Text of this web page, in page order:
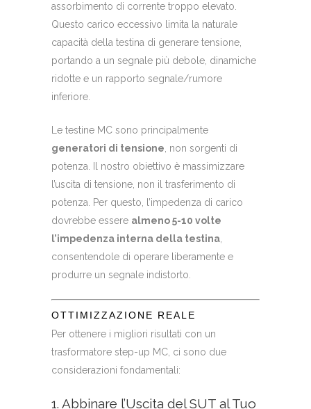
assorbimento di corrente troppo elevato.
Questo carico eccessivo limita la naturale
capacità della testina di generare tensione,
portando a un segnale più debole, dinamiche
ridotte e un rapporto segnale/rumore
inferiore.
Le testine MC sono principalmente
generatori di tensione, non sorgenti di
potenza. Il nostro obiettivo è massimizzare
l’uscita di tensione, non il trasferimento di
potenza. Per questo, l’impedenza di carico
dovrebbe essere almeno 5-10 volte
l’impedenza interna della testina,
consentendole di operare liberamente e
produrre un segnale indistorto.
OTTIMIZZAZIONE REALE
Per ottenere i migliori risultati con un
trasformatore step-up MC, ci sono due
considerazioni fondamentali:
1. Abbinare l’Uscita del SUT al Tuo